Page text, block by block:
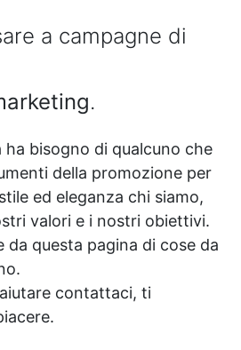
a campagne di
.
bisogno di qualcuno che
della promozione per
ed eleganza chi siamo,
valori e i nostri obiettivi.
da questa pagina di cose da
contattaci, ti